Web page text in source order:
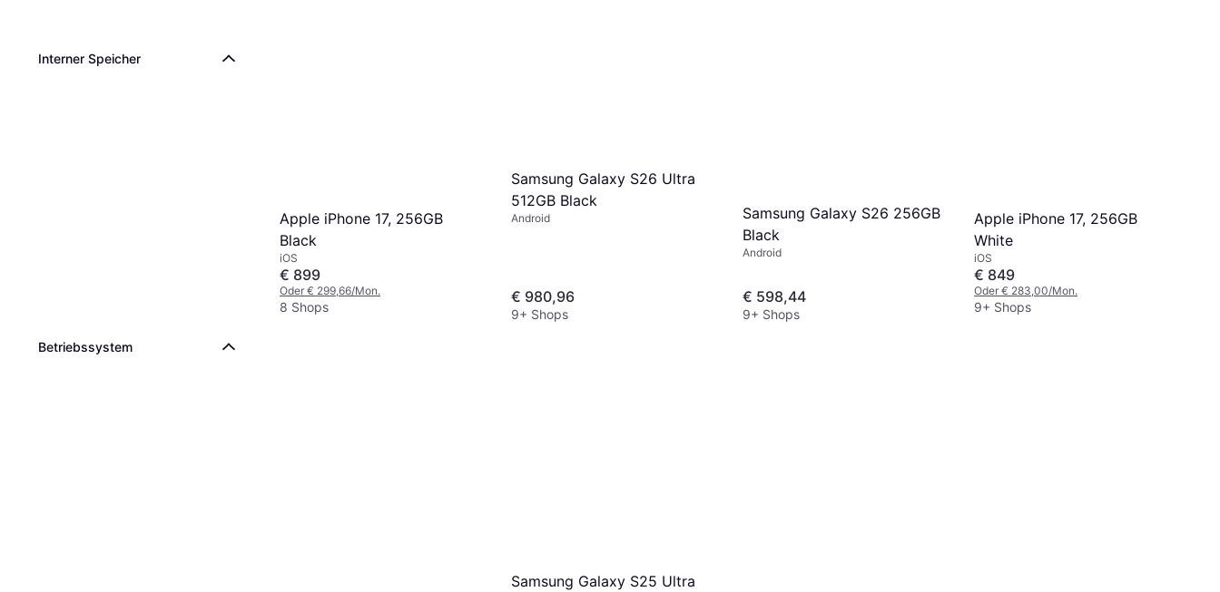
Interner Speicher
Betriebssystem
Apple iPhone 17, 256GB
Black
iOS
€ 899
Oder € 299,66/Mon.
8 Shops
Samsung Galaxy S26 Ultra
512GB Black
Android
€ 980,96
9+ Shops
Samsung Galaxy S26 256GB
Black
Android
€ 598,44
9+ Shops
Apple iPhone 17, 256GB
White
iOS
€ 849
Oder € 283,00/Mon.
9+ Shops
Samsung Galaxy S25 Ultra